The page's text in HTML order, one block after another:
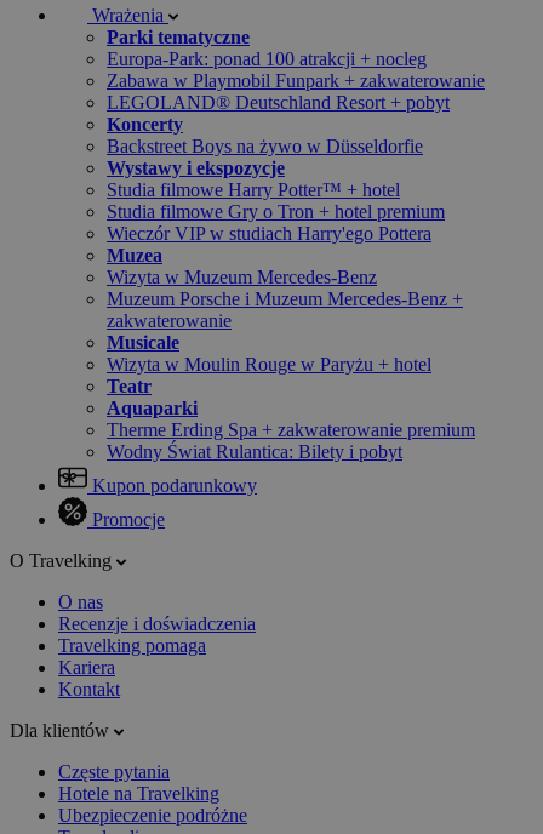
Wrażenia
Parki tematyczne
Europa-Park: ponad 100 atrakcji + nocleg
Zabawa w Playmobil Funpark + zakwaterowanie
LEGOLAND® Deutschland Resort + pobyt
Koncerty
Backstreet Boys na żywo w Düsseldorfie
Wystawy i ekspozycje
Studia filmowe Harry Potter™ + hotel
Studia filmowe Gry o Tron + hotel premium
Wieczór VIP w studiach Harry'ego Pottera
Muzea
Wizyta w Muzeum Mercedes-Benz
Muzeum Porsche i Muzeum Mercedes-Benz +
zakwaterowanie
Musicale
Wizyta w Moulin Rouge w Paryżu + hotel
Teatr
Aquaparki
Therme Erding Spa + zakwaterowanie premium
Wodny Świat Rulantica: Bilety i pobyt
Kupon podarunkowy
Promocje
O Travelking
O nas
Recenzje i doświadczenia
Travelking pomaga
Kariera
Kontakt
Dla klientów
Częste pytania
Hotele na Travelking
Ubezpieczenie podróżne